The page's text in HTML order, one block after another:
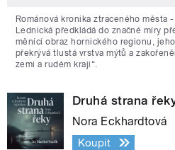
Románová kronika ztraceného města
Lednická předkládá do značné míry
měnící obraz hornického regionu,
překrývá tlustá vrstva mýtů a
zemi a rudém kraji“.
Druhá strana
Nora Eckhardtová
Koupit